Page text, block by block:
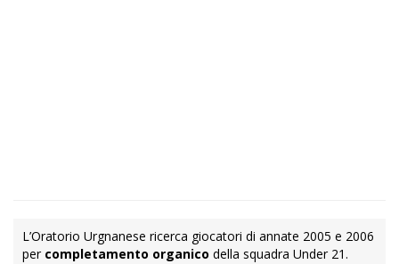
L’Oratorio Urgnanese ricerca giocatori di annate 2005 e 2006
per completamento organico della squadra Under 21.